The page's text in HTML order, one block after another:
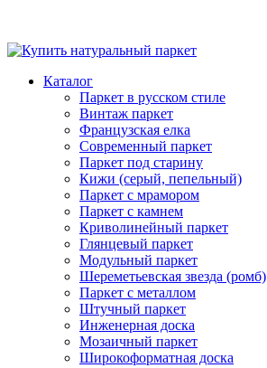
Каталог
Паркет в русском стиле
Винтаж паркет
Французская елка
Современный паркет
Паркет под старину
Кижи (серый, пепельный)
Паркет с мрамором
Паркет с камнем
Криволинейный паркет
Глянцевый паркет
Модульный паркет
Шереметьевская звезда (ромб)
Паркет с металлом
Штучный паркет
Инженерная доска
Мозаичный паркет
Широкоформатная доска